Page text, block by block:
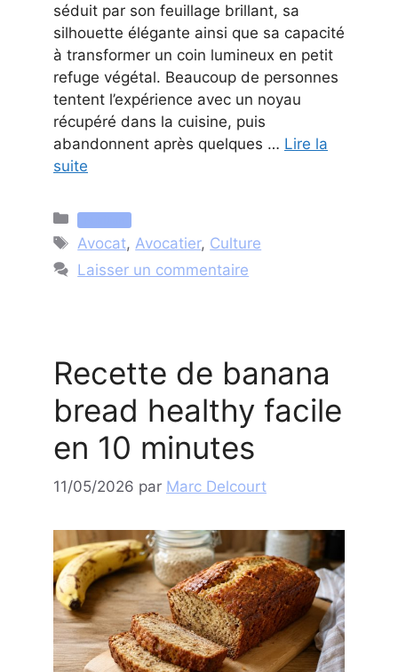
séduit par son feuillage brillant, sa
silhouette élégante ainsi que sa capacité
à transformer un coin lumineux en petit
refuge végétal. Beaucoup de personnes
tentent l’expérience avec un noyau
récupéré dans la cuisine, puis
abandonnent après quelques … Lire la
suite
Catégories
Étiquettes
Avocat, Avocatier, Culture
Laisser un commentaire
Recette de banana
bread healthy facile
en 10 minutes
11/05/2026 par Marc Delcourt